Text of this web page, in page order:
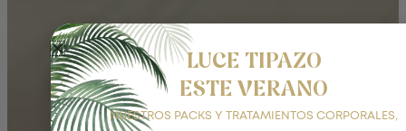
LUCE TIPAZO
ESTE VERANO
NUESTROS PACKS Y TRATAMIENTOS CORPORALES,